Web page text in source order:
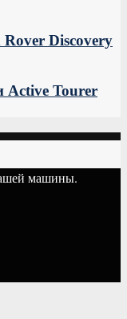
Discovery
Active Tourer
машины.